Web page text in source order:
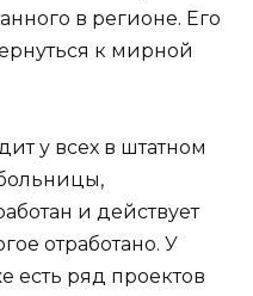
в регионе. Его
к мирной
у всех в штатном
и действует
отработано. У
есть ряд проектов